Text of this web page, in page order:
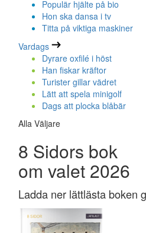
Populär hjälte på bio
Hon ska dansa i tv
Titta på viktiga maskiner
Vardags
Dyrare oxfilé i höst
Han fiskar kräftor
Turister gillar vädret
Lätt att spela minigolf
Dags att plocka blåbär
Alla Väljare
8 Sidors bok
om valet 2026
Ladda ner lättlästa boken